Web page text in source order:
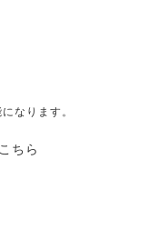
なります。
ちら